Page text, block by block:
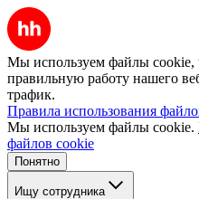
Мы используем файлы cookie,
правильную работу нашего
трафик.
Правила использования
Мы используем файлы cookie.
файлов cookie
Понятно
Ищу сотрудника